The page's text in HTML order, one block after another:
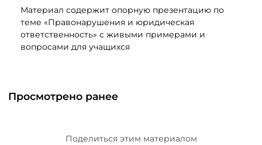
Материал содержит опорную презентацию по
теме «Правонарушения и юридическая
ответственность» с живыми примерами и
вопросами для учащихся
Просмотрено ранее
Поделиться этим материалом